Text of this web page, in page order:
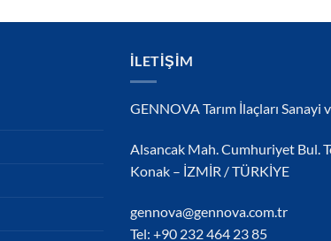
İLETIŞIM
GENNOVA Tarım İlaçları Sanayi
Alsancak Mah. Cumhuriyet Bul.
Konak – İZMİR / TÜRKİYE
gennova@gennova.com.tr
Tel: +90 232 464 23 85